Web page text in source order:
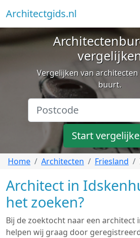
Architectgids.nl
Vergelijken van
buurt.
Start
Home Architecten Friesland
Architect in
het zoeken?
Bij de zoektocht naar een architect
helpen wij graag door